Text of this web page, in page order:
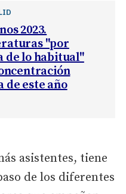
2023.
"por
de lo habitual"
de este año
asistentes, tiene
de los diferentes